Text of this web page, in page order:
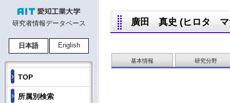
研究者情報データベース
日本語 English
TOP
所属別検索
廣田 真史 (ヒロタ マ
基本情報 研究分野